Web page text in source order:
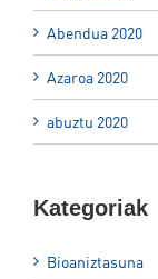
Abendua 2020
Azaroa 2020
abuztu 2020
Kategoriak
Bioaniztasuna